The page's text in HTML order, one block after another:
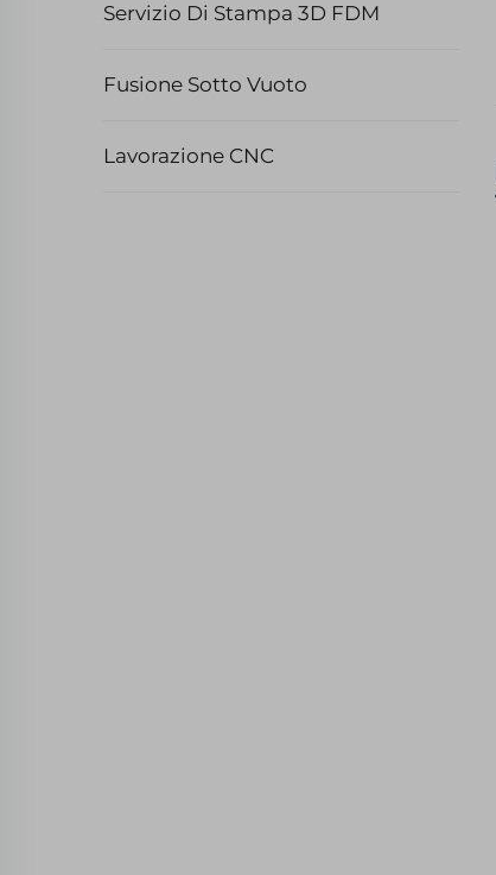
Servizio Di Stampa 3D FDM
Fusione Sotto Vuoto
Lavorazione CNC